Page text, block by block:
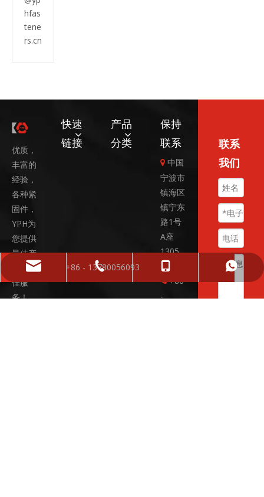
hfas
tene
rs.cn
优质，
丰富的
经验，
各种紧
固件，
YPH为
您提供
最佳产
品和最
佳服
务！
sales01@yphfasteners.cn
+ 86-574-86662856
+86 - 13780056093
+86 - 13780056093
快速
链接
产品
分类
保持
联系
 中国
宁波市
镇海区
镇宁东
路1号
A座
1305
室
+86
-
联系
我们